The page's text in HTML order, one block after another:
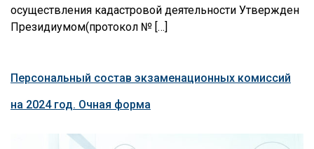
осуществления кадастровой деятельности Утвержден
Президиумом(протокол № […]
Персональный состав экзаменационных комиссий
на 2024 год. Очная форма